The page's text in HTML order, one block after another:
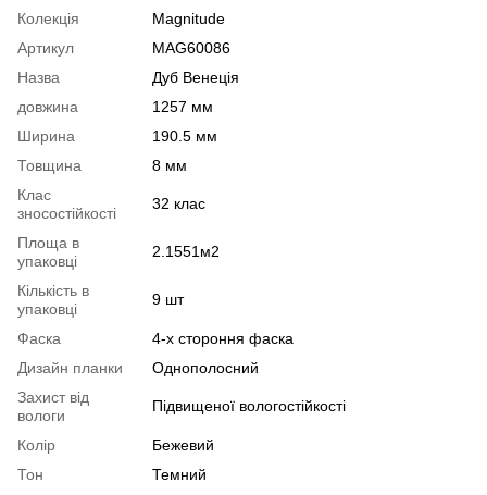
Колекція
Magnitude
Артикул
MAG60086
Назва
Дуб Венеція
довжина
1257 мм
Ширина
190.5 мм
Товщина
8 мм
Клас
зносостійкості
32 клас
Площа в
упаковці
2.1551м2
Кількість в
упаковці
9 шт
Фаска
4-х стороння фаска
Дизайн планки
Однополосний
Захист від
вологи
Підвищеної вологостійкості
Колір
Бежевий
Тон
Темний